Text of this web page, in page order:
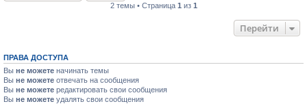
2 темы • Страница 1 из 1
Перейти
ПРАВА ДОСТУПА
Вы не можете начинать темы
Вы не можете отвечать на сообщения
Вы не можете редактировать свои сообщения
Вы не можете удалять свои сообщения